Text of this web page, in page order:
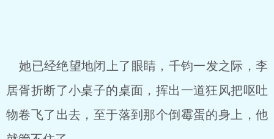
她已经绝望地闭上了眼睛，千钧一发之际，李
居胥折断了小桌子的桌面，挥出一道狂风把呕吐
物卷飞了出去，至于落到那个倒霉蛋的身上，他